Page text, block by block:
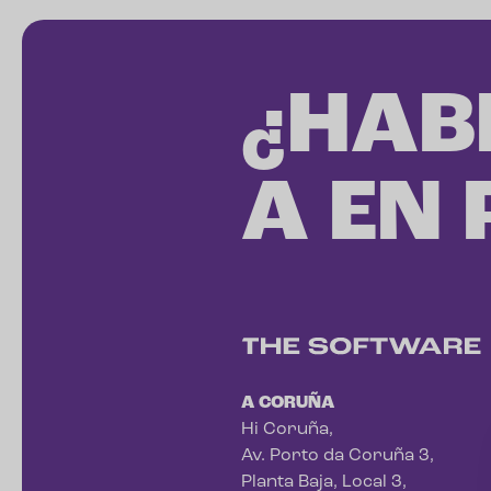
A EN
A CORUÑA
Hi Coruña,
Av. Porto da Coruña 3,
Planta Baja, Local 3,